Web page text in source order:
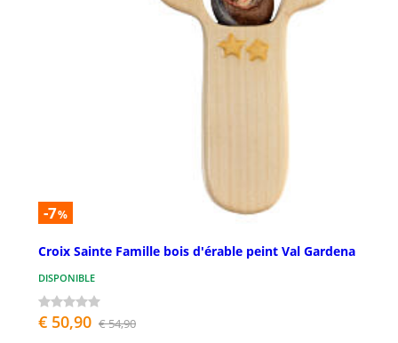
-7%
Croix Sainte Famille bois d'érable peint Val Gardena
DISPONIBLE
€ 50,90 € 54,90